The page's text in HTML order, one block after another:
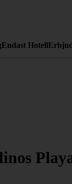
Endast Hotell